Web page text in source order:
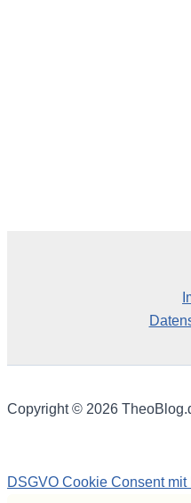
Copyright © 2026
DSGVO Cookie Consent